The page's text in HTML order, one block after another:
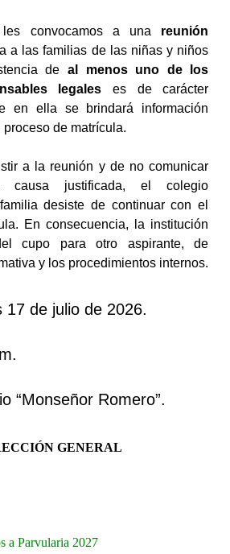
convocamos a una reunión
a las familias de las niñas y niños
de al menos uno de los
legales es de carácter
en ella se brindará información
de matrícula.
a la reunión y de no comunicar
causa justificada, el colegio
desiste de continuar con el
En consecuencia, la institución
cupo para otro aspirante, de
y los procedimientos internos.
17 de julio de 2026.
“Monseñor Romero”.
GENERAL
a Parvularia 2027